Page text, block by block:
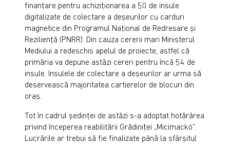
finanțare pentru achiziționarea a 50 de insule
digitalizate de colectare a deșeurilor cu carduri
magnetice din Programul Național de Redresare și
Reziliență (PNRR). Din cauza cererii mari Ministerul
Mediului a redeschis apelul de proiecte, astfel că
primăria va depune astăzi cereri pentru încă 54 de
insule. Insulele de colectare a deșeurilor ar urma să
deservească majoritatea cartierelor de blocuri din
oraș.
Tot în cadrul ședinței de astăzi s-a adoptat hotărârea
privind începerea reabilitării Grădiniței „Micimackó”.
Lucrările ar trebui să fie finalizate până la sfârșitul